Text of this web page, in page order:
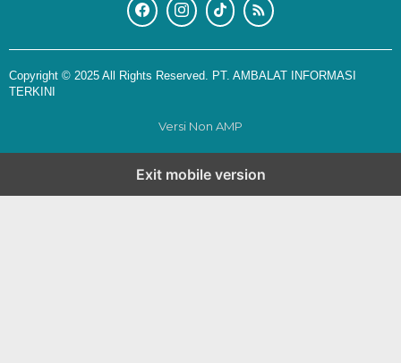
Copyright © 2025 All Rights Reserved. PT. AMBALAT INFORMASI
TERKINI
Versi Non AMP
Exit mobile version